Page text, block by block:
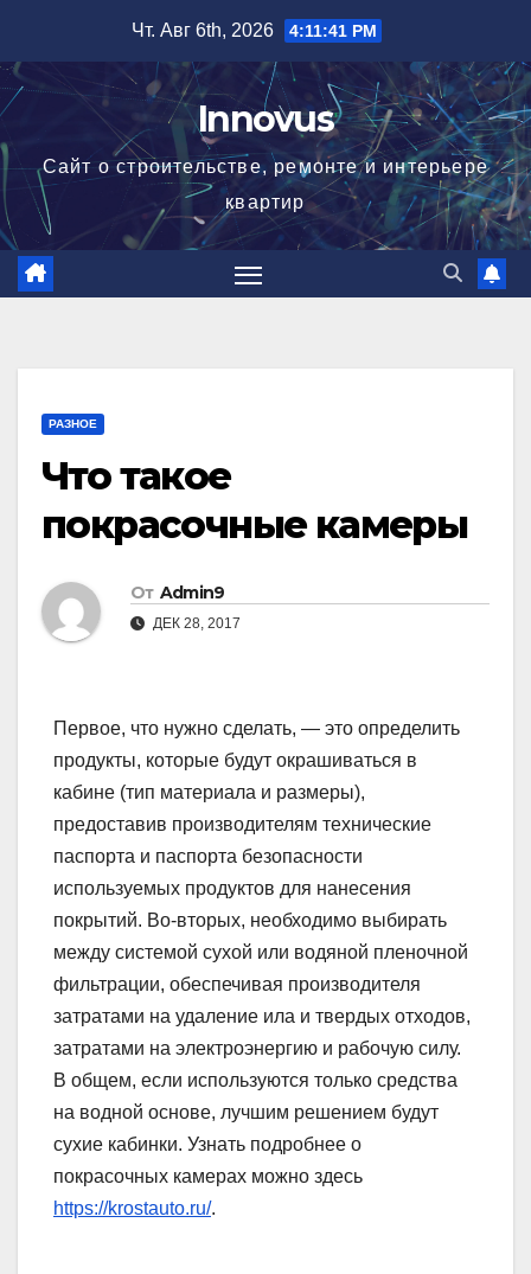
содержимому
Чт. Авг 6th, 2026 4:11:41 PM
Innovus
Сайт о строительстве, ремонте и интерьере
квартир
РАЗНОЕ
Что такое
покрасочные камеры
От Admin9
ДЕК 28, 2017
Первое, что нужно сделать, — это определить
продукты, которые будут окрашиваться в
кабине (тип материала и размеры),
предоставив производителям технические
паспорта и паспорта безопасности
используемых продуктов для нанесения
покрытий. Во-вторых, необходимо выбирать
между системой сухой или водяной пленочной
фильтрации, обеспечивая производителя
затратами на удаление ила и твердых отходов,
затратами на электроэнергию и рабочую силу.
В общем, если используются только средства
на водной основе, лучшим решением будут
сухие кабинки. Узнать подробнее о
покрасочных камерах можно здесь
https://krostauto.ru/.